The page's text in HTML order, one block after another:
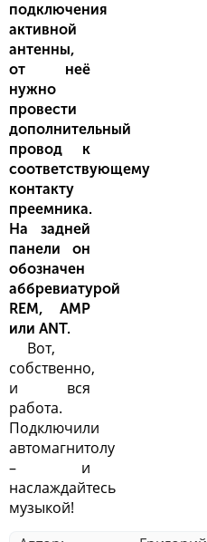
подключения
активной
антенны,
от неё
нужно
провести
дополнительный
провод к
соответствующему
контакту
преемника.
На задней
панели он
обозначен
аббревиатурой
REM, AMP
или ANT.
Вот,
собственно,
и вся
работа.
Подключили
автомагнитолу
– и
наслаждайтесь
музыкой!